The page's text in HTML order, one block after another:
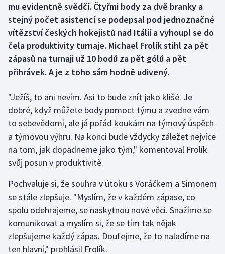
Curling
Florbal
Golf
Gymnastika
Házená
Jezdectví
Judo
Krasobruslení
mu evidentně svědčí. Čtyřmi body za dvě branky a
stejný počet asistencí se podepsal pod jednoznačné
vítězství českých hokejistů nad Itálií a vyhoupl se do
čela produktivity turnaje. Michael Frolík stihl za pět
zápasů na turnaji už 10 bodů za pět gólů a pět
přihrávek. A je z toho sám hodně udivený.
"Ježíš, to ani nevím. Asi to bude znít jako klišé. Je
dobré, když můžete body pomoct týmu a zvedne vám
to sebevědomí, ale já pořád koukám na týmový úspěch
a týmovou výhru. Na konci bude vždycky záležet nejvíce
na tom, jak dopadneme jako tým," komentoval Frolík
svůj posun v produktivitě.
Pochvaluje si, že souhra v útoku s Voráčkem a Simonem
se stále zlepšuje. "Myslím, že v každém zápase, co
spolu odehrajeme, se naskytnou nové věci. Snažíme se
komunikovat a myslím si, že se tím tak nějak
zlepšujeme každý zápas. Doufejme, že to naladíme na
ten hlavní," prohlásil Frolík.